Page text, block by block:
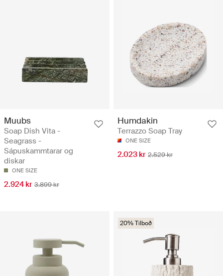
Muubs
Soap Dish Vita -
Seagrass -
Sápuskammtarar og
diskar
ONE SIZE
2.924 kr 3.899 kr
Humdakin
Terrazzo Soap Tray
ONE SIZE
2.023 kr 2.529 kr
20% Tilboð